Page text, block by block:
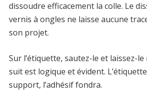
dissoudre efficacement la colle. Le
vernis à ongles ne laisse aucune
son projet.
Sur l’étiquette, sautez-le et laissez-le
suit est logique et évident.
support, l’adhésif fondra.